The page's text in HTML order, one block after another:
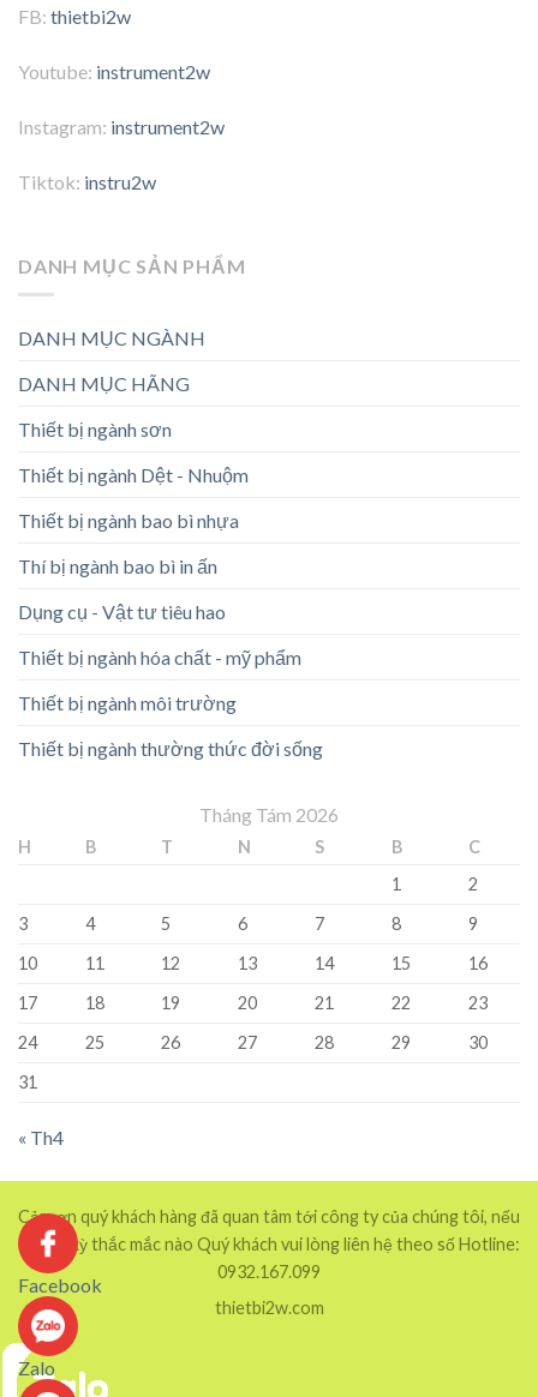
FB: thietbi2w
Youtube: instrument2w
Instagram: instrument2w
Tiktok: instru2w
DANH MỤC SẢN PHẨM
DANH MỤC NGÀNH
DANH MỤC HÃNG
Thiết bị ngành sơn
Thiết bị ngành Dệt - Nhuộm
Thiết bị ngành bao bì nhựa
Thí bị ngành bao bì in ấn
Dụng cụ - Vật tư tiêu hao
Thiết bị ngành hóa chất - mỹ phẩm
Thiết bị ngành môi trường
Thiết bị ngành thường thức đời sống
Tháng Tám 2026
H B T N S B
C
1
2
3
4 5 6 7 8
9
10
11 12 13 14 15
16
17
18 19 20 21 22
23
24
25 26 27 28 29
30
31
« Th4
Cảm ơn quý khách hàng đã quan tâm tới công ty của chúng tôi, nếu
có bất kỳ thắc mắc nào Quý khách vui lòng liên hệ theo số Hotline:
0932.167.099
thietbi2w.com
Zalo
Facebook